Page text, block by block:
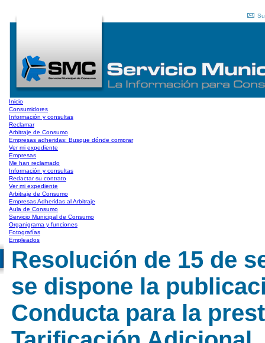
Inicio
Consumidores
Información y consultas
Reclamar
Arbitraje de Consumo
Empresas adheridas: Busque dónde comprar
Ver mi expediente
Empresas
Me han reclamado
Información y consultas
Redactar su contrato
Ver mi expediente
Arbitraje de Consumo
Empresas Adheridas al Arbitraje
Aula de Consumo
Servicio Municipal de Consumo
Organigrama y funciones
Fotografías
Empleados
Resolución de 15 de
se dispone la
Conducta para la